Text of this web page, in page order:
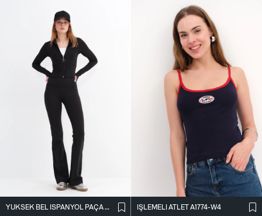
YÜKSEK BEL İ̇SPANYOL PAÇA TAYT TYT0048-E10
İ̇ŞLEMELI ATLET A1774-W4